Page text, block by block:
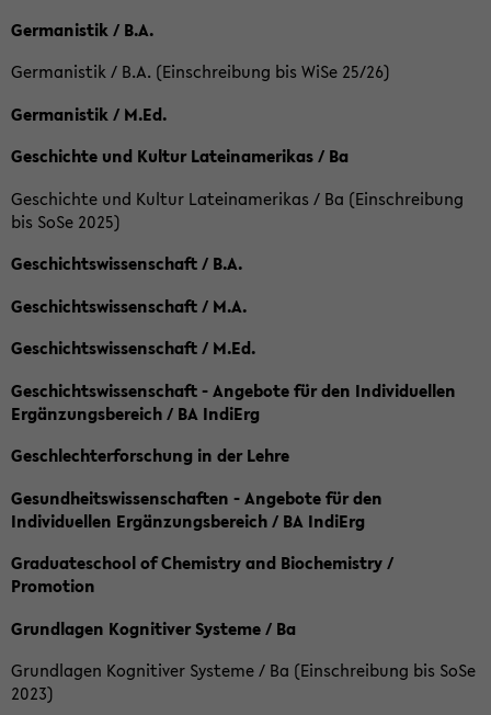
Germanistik / B.A.
Germanistik / B.A. (Einschreibung bis WiSe 25/26)
Germanistik / M.Ed.
Geschichte und Kultur Lateinamerikas / Ba
Geschichte und Kultur Lateinamerikas / Ba (Einschreibung
bis SoSe 2025)
Geschichtswissenschaft / B.A.
Geschichtswissenschaft / M.A.
Geschichtswissenschaft / M.Ed.
Geschichtswissenschaft - Angebote für den Individuellen
Ergänzungsbereich / BA IndiErg
Geschlechterforschung in der Lehre
Gesundheitswissenschaften - Angebote für den
Individuellen Ergänzungsbereich / BA IndiErg
Graduateschool of Chemistry and Biochemistry /
Promotion
Grundlagen Kognitiver Systeme / Ba
Grundlagen Kognitiver Systeme / Ba (Einschreibung bis SoSe
2023)